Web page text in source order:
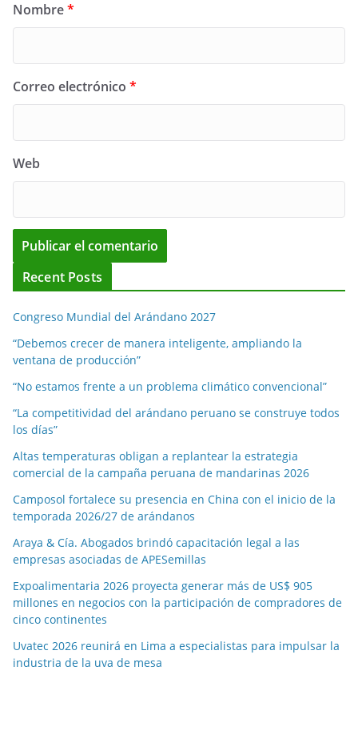
Nombre*
Correo electrónico *
Web
Recent Posts
Congreso Mundial del Arándano 2027
“Debemos crecer de manera inteligente, ampliando la
ventana de producción”
“No estamos frente a un problema climático convencional”
“La competitividad del arándano peruano se construye todos
los días”
Altas temperaturas obligan a replantear la estrategia
comercial de la campaña peruana de mandarinas 2026
Camposol fortalece su presencia en China con el inicio de la
temporada 2026/27 de arándanos
Araya & Cía. Abogados brindó capacitación legal a las
empresas asociadas de APESemillas
Expoalimentaria 2026 proyecta generar más de US$ 905
millones en negocios con la participación de compradores de
cinco continentes
Uvatec 2026 reunirá en Lima a especialistas para impulsar la
industria de la uva de mesa